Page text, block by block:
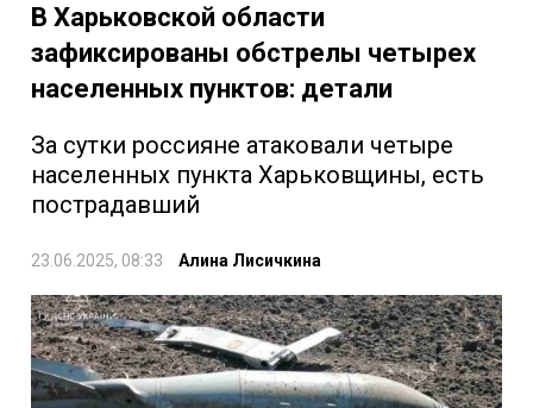
В Харьковской области
зафиксированы обстрелы четырех
населенных пунктов: детали
За сутки россияне атаковали четыре
населенных пункта Харьковщины, есть
пострадавший
23.06.2025, 08:33 Алина Лисичкина